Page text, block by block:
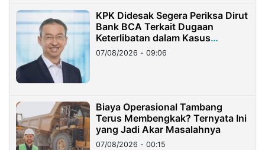
KPK Didesak Segera Periksa Dirut
Bank BCA Terkait Dugaan
Keterlibatan dalam Kasus
Hilangnya Dana Nasabah Rp2,58
Miliar
07/08/2026 - 09:06
Biaya Operasional Tambang
Terus Membengkak? Ternyata Ini
yang Jadi Akar Masalahnya
07/08/2026 - 00:15